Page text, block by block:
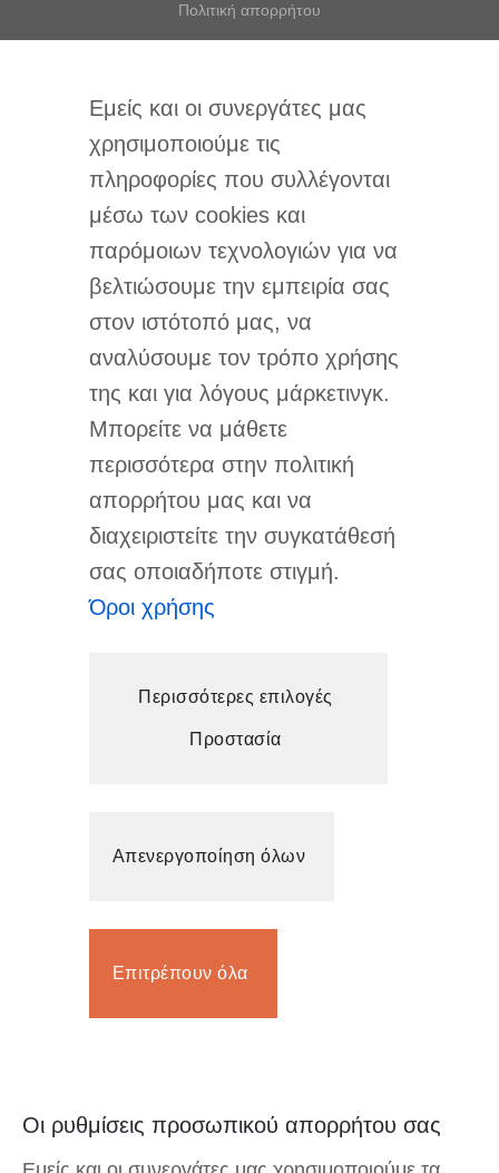
Πολιτική απορρήτου
Εμείς και οι συνεργάτες μας
χρησιμοποιούμε τις
πληροφορίες που συλλέγονται
μέσω των cookies και
παρόμοιων τεχνολογιών για να
βελτιώσουμε την εμπειρία σας
στον ιστότοπό μας, να
αναλύσουμε τον τρόπο χρήσης
της και για λόγους μάρκετινγκ.
Μπορείτε να μάθετε
περισσότερα στην πολιτική
απορρήτου μας και να
διαχειριστείτε την συγκατάθεσή
σας οποιαδήποτε στιγμή.
Όροι χρήσης
Περισσότερες επιλογές
Προστασία
Απενεργοποίηση όλων
Επιτρέπουν όλα
Οι ρυθμίσεις προσωπικού απορρήτου σας